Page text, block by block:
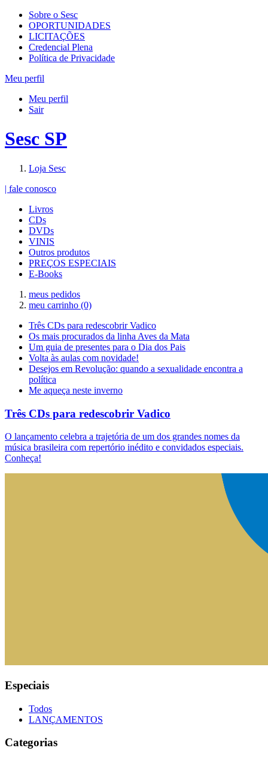
Sobre o Sesc
OPORTUNIDADES
LICITAÇÕES
Credencial Plena
Política de Privacidade
Meu perfil
Meu perfil
Sair
Sesc SP
Loja Sesc
| fale conosco
Livros
CDs
DVDs
VINIS
Outros produtos
PREÇOS ESPECIAIS
E-Books
meus pedidos
meu carrinho (0)
Três CDs para redescobrir Vadico
Os mais procurados da linha Aves da Mata
Um guia de presentes para o Dia dos Pais
Volta às aulas com novidade!
Desejos em Revolução: quando a sexualidade encontra a
política
Me aqueça neste inverno
Três CDs para redescobrir Vadico
O lançamento celebra a trajetória de um dos grandes nomes da
música brasileira com repertório inédito e convidados especiais.
Conheça!
Especiais
Todos
LANÇAMENTOS
Categorias